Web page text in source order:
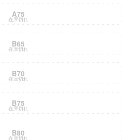
A75
在庫切れ
B65
在庫切れ
B70
在庫切れ
B75
在庫切れ
B80
在庫切れ